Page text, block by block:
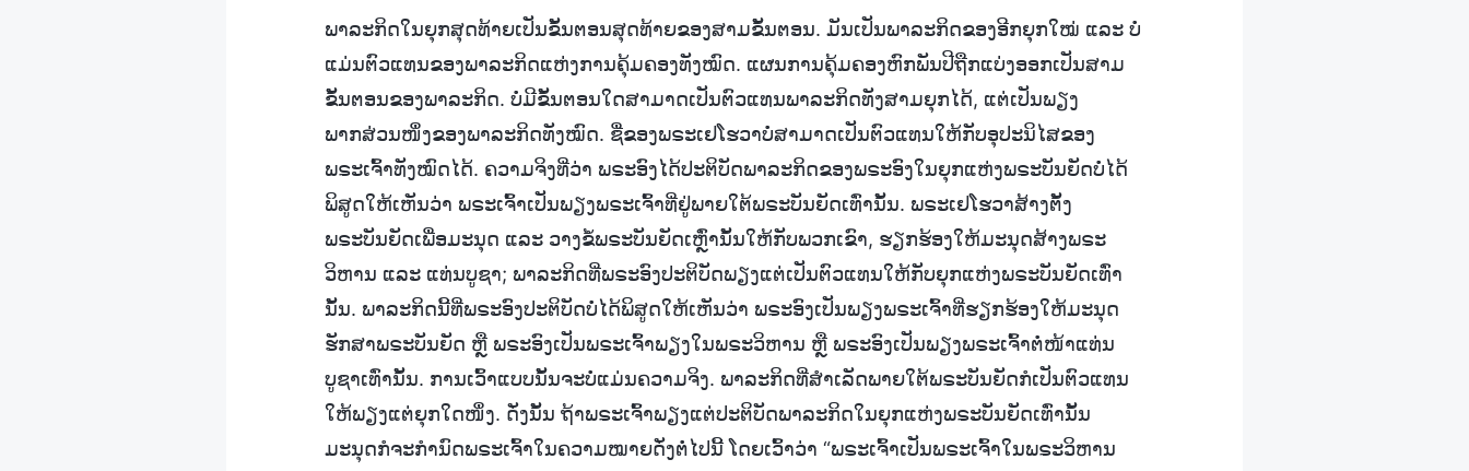
ພາລະກິດໃນຍຸກສຸດທ້າຍເປັນຂັ້ນຕອນສຸດທ້າຍຂອງສາມຂັ້ນຕອນ. ມັນເປັນພາລະກິດຂອງອີກຍຸກໃໝ່ ແລະ ບໍ່
ແມ່ນຕົວແທນຂອງພາລະກິດແຫ່ງການຄຸ້ມຄອງທັງໝົດ. ແຜນການຄຸ້ມຄອງຫົກພັນປີຖືກແບ່ງອອກເປັນສາມ
ຂັ້ນຕອນຂອງພາລະກິດ. ບໍ່ມີຂັ້ນຕອນໃດສາມາດເປັນຕົວແທນພາລະກິດທັງສາມຍຸກໄດ້, ແຕ່ເປັນພຽງ
ພາກສ່ວນໜຶ່ງຂອງພາລະກິດທັງໝົດ. ຊື່ຂອງພຣະເຢໂຮວາບໍ່ສາມາດເປັນຕົວແທນໃຫ້ກັບອຸປະນິໄສຂອງ
ພຣະເຈົ້າທັງໝົດໄດ້. ຄວາມຈິງທີ່ວ່າ ພຣະອົງໄດ້ປະຕິບັດພາລະກິດຂອງພຣະອົງໃນຍຸກແຫ່ງພຣະບັນຍັດບໍ່ໄດ້
ພິສູດໃຫ້ເຫັນວ່າ ພຣະເຈົ້າເປັນພຽງພຣະເຈົ້າທີ່ຢູ່ພາຍໃຕ້ພຣະບັນຍັດເທົ່ານັ້ນ. ພຣະເຢໂຮວາສ້າງຕັ້ງ
ພຣະບັນຍັດເພື່ອມະນຸດ ແລະ ວາງຂໍ້ພຣະບັນຍັດເຫຼົ່ານັ້ນໃຫ້ກັບພວກເຂົາ, ຮຽກຮ້ອງໃຫ້ມະນຸດສ້າງພຣະ
ວິຫານ ແລະ ແທ່ນບູຊາ; ພາລະກິດທີ່ພຣະອົງປະຕິບັດພຽງແຕ່ເປັນຕົວແທນໃຫ້ກັບຍຸກແຫ່ງພຣະບັນຍັດເທົ່າ
ນັ້ນ. ພາລະກິດນີ້ທີ່ພຣະອົງປະຕິບັດບໍ່ໄດ້ພິສູດໃຫ້ເຫັນວ່າ ພຣະອົງເປັນພຽງພຣະເຈົ້າທີ່ຮຽກຮ້ອງໃຫ້ມະນຸດ
ຮັກສາພຣະບັນຍັດ ຫຼື ພຣະອົງເປັນພຣະເຈົ້າພຽງໃນພຣະວິຫານ ຫຼື ພຣະອົງເປັນພຽງພຣະເຈົ້າຕໍ່ໜ້າແທ່ນ
ບູຊາເທົ່ານັ້ນ. ການເວົ້າແບບນັ້ນຈະບໍ່ແມ່ນຄວາມຈິງ. ພາລະກິດທີ່ສໍາເລັດພາຍໃຕ້ພຣະບັນຍັດກໍເປັນຕົວແທນ
ໃຫ້ພຽງແຕ່ຍຸກໃດໜຶ່ງ. ດັ່ງນັ້ນ ຖ້າພຣະເຈົ້າພຽງແຕ່ປະຕິບັດພາລະກິດໃນຍຸກແຫ່ງພຣະບັນຍັດເທົ່ານັ້ນ
ມະນຸດກໍຈະກຳນົດພຣະເຈົ້າໃນຄວາມໝາຍດັ່ງຕໍ່ໄປນີ້ ໂດຍເວົ້າວ່າ “ພຣະເຈົ້າເປັນພຣະເຈົ້າໃນພຣະວິຫານ